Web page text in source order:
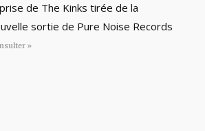
de The Kinks tirée de la
sortie de Pure Noise Records
»